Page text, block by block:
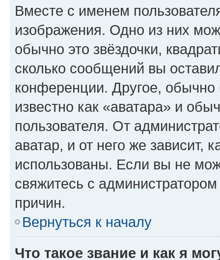
Вместе с именем
изображения. Одно из них
обычно это звёздочки,
сколько сообщений вы
конференции. Другое,
известно как «аватара» и
пользователя. От
аватар, и от него же зависит,
использованы. Если вы не
свяжитесь с
причин.
Вернуться к началу
Что такое звание и как я